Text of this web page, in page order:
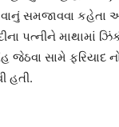
સમજાવવા કહેતા
પત્નીને માથામાં
સામે ફરિયાદ
હતી.